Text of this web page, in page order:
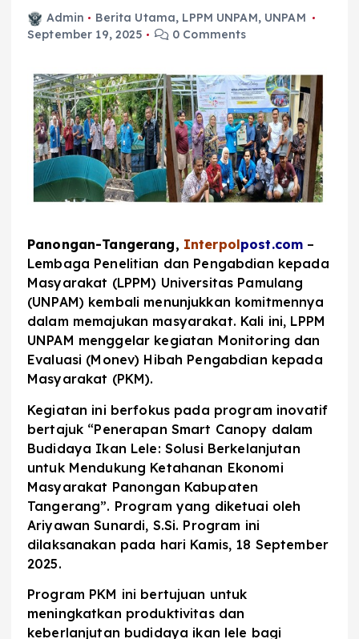
Admin Berita Utama, LPPM UNPAM, UNPAM
September 19, 2025
0 Comments
Panongan-Tangerang, Interpolpost.com –
Lembaga Penelitian dan Pengabdian kepada
Masyarakat (LPPM) Universitas Pamulang
(UNPAM) kembali menunjukkan komitmennya
dalam memajukan masyarakat. Kali ini, LPPM
UNPAM menggelar kegiatan Monitoring dan
Evaluasi (Monev) Hibah Pengabdian kepada
Masyarakat (PKM).
Kegiatan ini berfokus pada program inovatif
bertajuk “Penerapan Smart Canopy dalam
Budidaya Ikan Lele: Solusi Berkelanjutan
untuk Mendukung Ketahanan Ekonomi
Masyarakat Panongan Kabupaten
Tangerang”. Program yang diketuai oleh
Ariyawan Sunardi, S.Si. Program ini
dilaksanakan pada hari Kamis, 18 September
2025.
Program PKM ini bertujuan untuk
meningkatkan produktivitas dan
keberlanjutan budidaya ikan lele bagi